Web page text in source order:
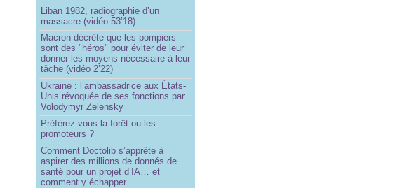
Liban 1982, radiographie d’un
massacre (vidéo 53’18)
Macron décrète que les pompiers
sont des "héros" pour éviter de leur
donner les moyens nécessaire à leur
tâche (vidéo 2’22)
Ukraine : l’ambassadrice aux États-
Unis révoquée de ses fonctions par
Volodymyr Zelensky
Préférez-vous la forêt ou les
promoteurs ?
Comment Doctolib s’apprête à
aspirer des millions de donnés de
santé pour un projet d’IA… et
comment y échapper